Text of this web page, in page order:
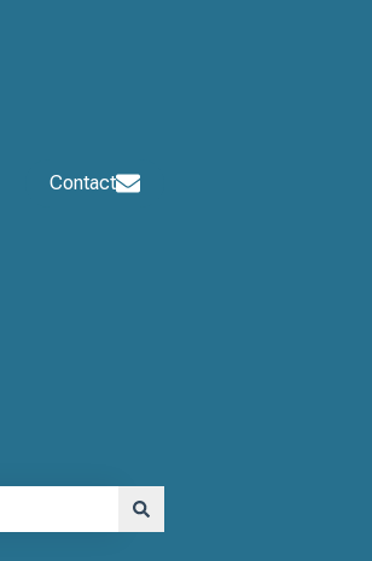
Contact